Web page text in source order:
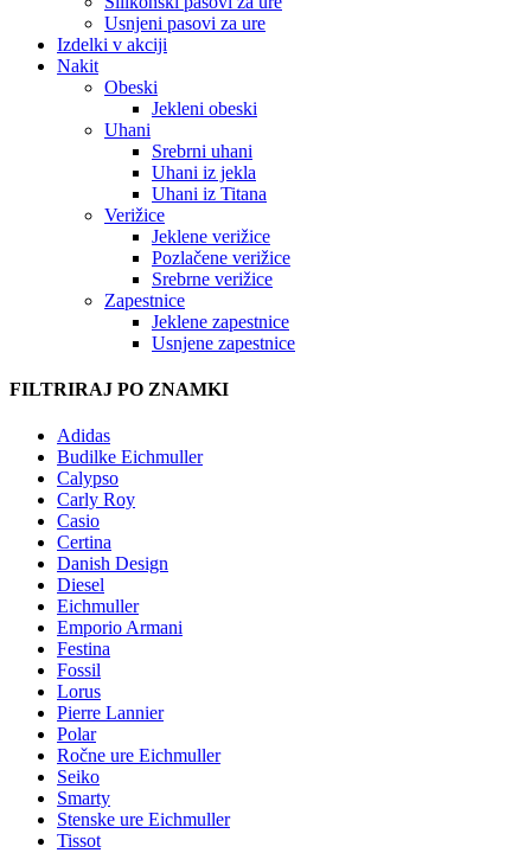
Usnjeni pasovi za ure
Izdelki v akciji
Nakit
Obeski
Jekleni obeski
Uhani
Srebrni uhani
Uhani iz jekla
Uhani iz Titana
Verižice
Jeklene verižice
Pozlačene verižice
Srebrne verižice
Zapestnice
Jeklene zapestnice
Usnjene zapestnice
FILTRIRAJ PO ZNAMKI
Adidas
Budilke Eichmuller
Calypso
Carly Roy
Casio
Certina
Danish Design
Diesel
Eichmuller
Emporio Armani
Festina
Fossil
Lorus
Pierre Lannier
Polar
Ročne ure Eichmuller
Seiko
Smarty
Stenske ure Eichmuller
Tissot